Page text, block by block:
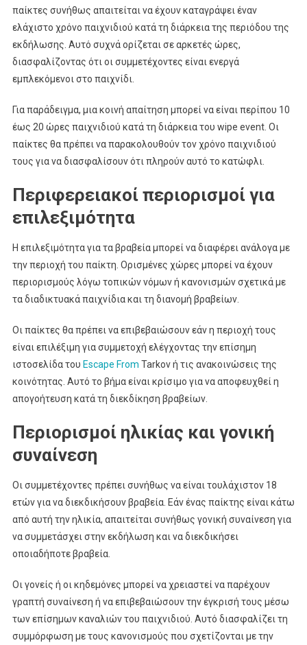
παίκτες συνήθως απαιτείται να έχουν καταγράψει έναν
ελάχιστο χρόνο παιχνιδιού κατά τη διάρκεια της περιόδου της
εκδήλωσης. Αυτό συχνά ορίζεται σε αρκετές ώρες,
διασφαλίζοντας ότι οι συμμετέχοντες είναι ενεργά
εμπλεκόμενοι στο παιχνίδι.
Για παράδειγμα, μια κοινή απαίτηση μπορεί να είναι περίπου 10
έως 20 ώρες παιχνιδιού κατά τη διάρκεια του wipe event. Οι
παίκτες θα πρέπει να παρακολουθούν τον χρόνο παιχνιδιού
τους για να διασφαλίσουν ότι πληρούν αυτό το κατώφλι.
Περιφερειακοί περιορισμοί για
επιλεξιμότητα
Η επιλεξιμότητα για τα βραβεία μπορεί να διαφέρει ανάλογα με
την περιοχή του παίκτη. Ορισμένες χώρες μπορεί να έχουν
περιορισμούς λόγω τοπικών νόμων ή κανονισμών σχετικά με
τα διαδικτυακά παιχνίδια και τη διανομή βραβείων.
Οι παίκτες θα πρέπει να επιβεβαιώσουν εάν η περιοχή τους
είναι επιλέξιμη για συμμετοχή ελέγχοντας την επίσημη
ιστοσελίδα του Escape From Tarkov ή τις ανακοινώσεις της
κοινότητας. Αυτό το βήμα είναι κρίσιμο για να αποφευχθεί η
απογοήτευση κατά τη διεκδίκηση βραβείων.
Περιορισμοί ηλικίας και γονική
συναίνεση
Οι συμμετέχοντες πρέπει συνήθως να είναι τουλάχιστον 18
ετών για να διεκδικήσουν βραβεία. Εάν ένας παίκτης είναι κάτω
από αυτή την ηλικία, απαιτείται συνήθως γονική συναίνεση για
να συμμετάσχει στην εκδήλωση και να διεκδικήσει
οποιαδήποτε βραβεία.
Οι γονείς ή οι κηδεμόνες μπορεί να χρειαστεί να παρέχουν
γραπτή συναίνεση ή να επιβεβαιώσουν την έγκρισή τους μέσω
των επίσημων καναλιών του παιχνιδιού. Αυτό διασφαλίζει τη
συμμόρφωση με τους κανονισμούς που σχετίζονται με την